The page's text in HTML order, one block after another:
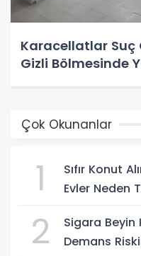
Karacellatlar Suç
Gizli Bölmesinde
Çok Okunanlar
1
Sıfır Konut
Evler Neden
2
Sigara
Demans